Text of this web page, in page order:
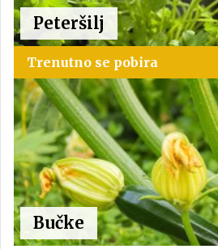
Peteršilj
Trenutno se pobira
Bučke